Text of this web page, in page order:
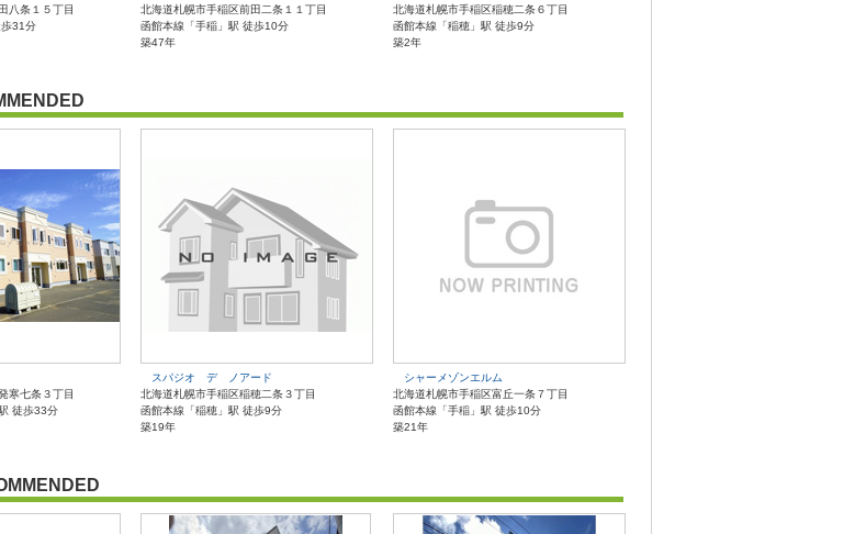
八条１５丁目
31分
北海道札幌市手稲区前田二条１１丁目
函館本線「手稲」駅 徒歩10分
築47年
北海道札幌市手稲区稲穂二条６丁目
函館本線「稲穂」駅 徒歩9分
築2年
寒七条３丁目
徒歩33分
スパジオ デ ノアード
北海道札幌市手稲区稲穂二条３丁目
函館本線「稲穂」駅 徒歩9分
築19年
シャーメゾンエルム
北海道札幌市手稲区富丘一条７丁目
函館本線「手稲」駅 徒歩10分
築21年